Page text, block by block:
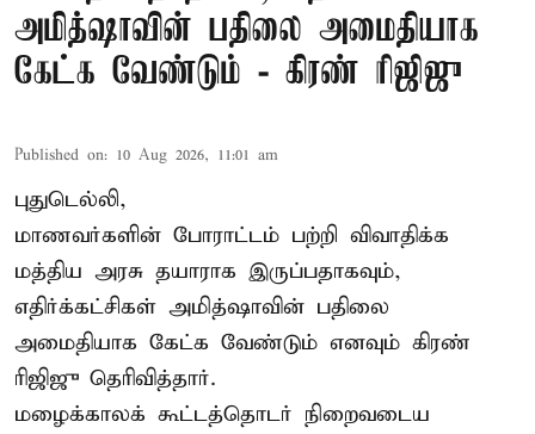
அமித்ஷாவின் பதிலை அமைதியாக
கேட்க வேண்டும் - கிரண் ரிஜிஜு
Published on: 10 Aug 2026, 11:01 am
புதுடெல்லி,
மாணவர்களின் போராட்டம் பற்றி விவாதிக்க
மத்திய அரசு தயாராக இருப்பதாகவும்,
எதிர்க்கட்சிகள் அமித்ஷாவின் பதிலை
அமைதியாக கேட்க வேண்டும் எனவும் கிரண்
ரிஜிஜு தெரிவித்தார்.
மழைக்காலக் கூட்டத்தொடர் நிறைவடைய